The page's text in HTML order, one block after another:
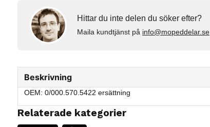
Hittar du inte delen du söker efter?
Maila kundtjänst på info@mopeddelar.se
Beskrivning
OEM: 0/000.570.5422 ersättning
Relaterade kategorier